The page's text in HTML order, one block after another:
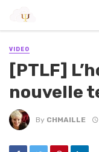
VIDEO
[PTLF]
nouvelle
By CHMAILLE